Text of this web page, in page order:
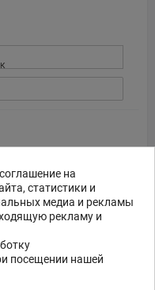
на
статистики и
медиа и рекламы
рекламу и
посещении нашей